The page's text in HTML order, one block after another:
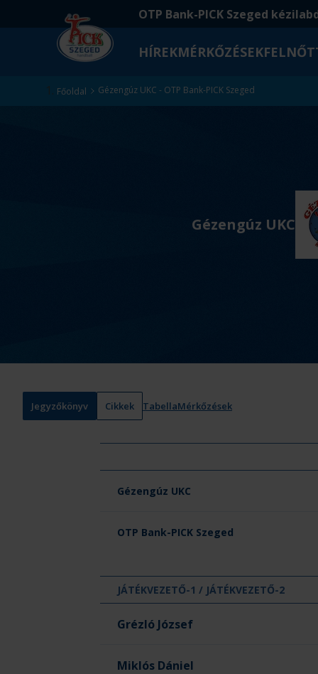
OTP Bank-PICK Szeged
HÍREKMÉRKŐZÉSEK
Főoldal Gézengúz UKC - OTP Bank-PICK Szeged
Gézengúz UKC
Jegyzőkönyv Cikkek TabellaMérkőzések
Gézengúz UKC
OTP Bank-PICK Szeged
JÁTÉKVEZETŐ-1 / JÁTÉKVEZETŐ-2
Grézló József
Miklós Dániel